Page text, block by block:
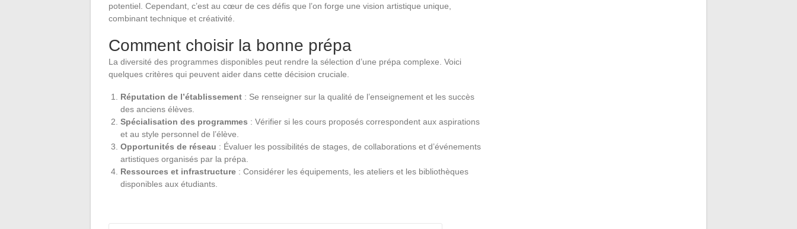
potentiel. Cependant, c’est au cœur de ces défis que l’on forge une vision artistique unique,
combinant technique et créativité.
Comment choisir la bonne prépa
La diversité des programmes disponibles peut rendre la sélection d’une prépa complexe. Voici
quelques critères qui peuvent aider dans cette décision cruciale.
Réputation de l’établissement : Se renseigner sur la qualité de l’enseignement et les succès
des anciens élèves.
Spécialisation des programmes : Vérifier si les cours proposés correspondent aux aspirations
et au style personnel de l’élève.
Opportunités de réseau : Évaluer les possibilités de stages, de collaborations et d’événements
artistiques organisés par la prépa.
Ressources et infrastructure : Considérer les équipements, les ateliers et les bibliothèques
disponibles aux étudiants.